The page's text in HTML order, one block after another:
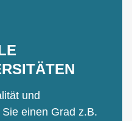
und
einen Grad z.B.